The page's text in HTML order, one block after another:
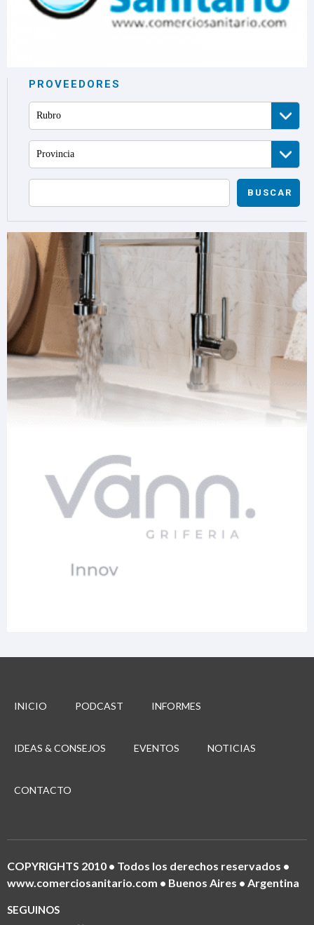
PROVEEDORES
Rubro
Provincia
BUSCAR
INICIO PODCAST INFORMES
IDEAS & CONSEJOS EVENTOS NOTICIAS
CONTACTO
COPYRIGHTS 2010 • Todos los derechos reservados •
www.comerciosanitario.com • Buenos Aires • Argentina
SEGUINOS